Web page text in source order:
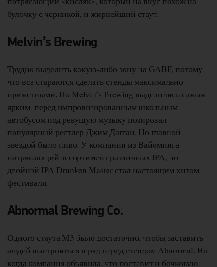
булочку с черникой, и жирнейший стаут.
Melvin’s Brewing
Трудно выделить какую-либо зону на GABF, потому
что все стараются сделать стенды максимально
приметными. Но Melvin’s Brewing выделились самым
ярким: перед импровизированным школьным
автобусом под ревущую музыку позировал
популярный рестлер Джим Дагган. Но главной
звездой было пиво. У компании из Вайоминга
потрясающий ассортимент различных IPA, но
двойной IPA Drunken Master стал настоящим хитом
фестиваля.
Abnormal Brewing Co.
Одного стаута M3 было достаточно, чтобы заставить
людей выстроиться в ряд перед стендом Abnormal. Но
когда компания объявила, что поставит и бочковую